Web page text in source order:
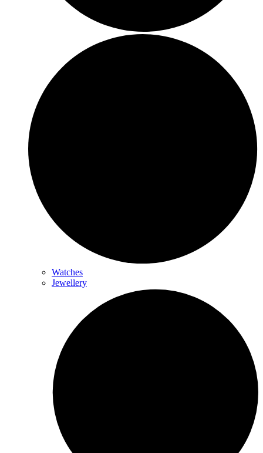
Watches
Jewellery